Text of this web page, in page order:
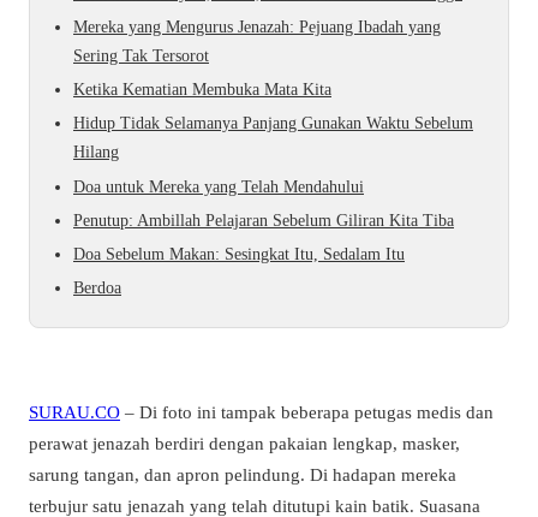
Mereka yang Mengurus Jenazah: Pejuang Ibadah yang
Sering Tak Tersorot
Ketika Kematian Membuka Mata Kita
Hidup Tidak Selamanya Panjang Gunakan Waktu Sebelum
Hilang
Doa untuk Mereka yang Telah Mendahului
Penutup: Ambillah Pelajaran Sebelum Giliran Kita Tiba
Doa Sebelum Makan: Sesingkat Itu, Sedalam Itu
Berdoa
SURAU.CO – Di foto ini tampak beberapa petugas medis dan
perawat jenazah berdiri dengan pakaian lengkap, masker,
sarung tangan, dan apron pelindung. Di hadapan mereka
terbujur satu jenazah yang telah ditutupi kain batik. Suasana